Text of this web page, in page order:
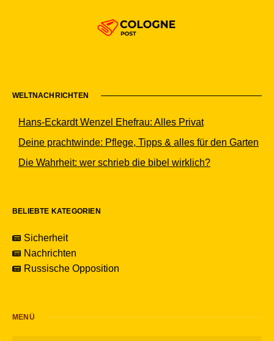
WELTNACHRICHTEN
Hans-Eckardt Wenzel Ehefrau: Alles Privat
Deine prachtwinde: Pflege, Tipps & alles für den Garten
Die Wahrheit: wer schrieb die bibel wirklich?
BELIEBTE KATEGORIEN
Sicherheit
Nachrichten
Russische Opposition
MENÜ